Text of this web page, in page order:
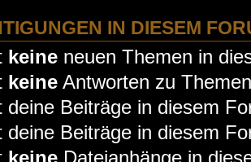
IN DIESEM
keine neuen Themen in
keine Antworten zu
deine Beiträge in diesem
deine Beiträge in diesem
keine Dateianhänge in